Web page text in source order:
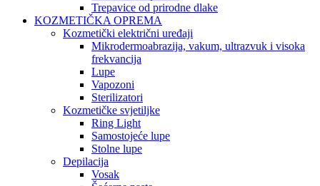
Trepavice od prirodne dlake
KOZMETIČKA OPREMA
Kozmetički električni uređaji
Mikrodermoabrazija, vakum, ultrazvuk i visoka
frekvancija
Lupe
Vapozoni
Sterilizatori
Kozmetičke svjetiljke
Ring Light
Samostojeće lupe
Stolne lupe
Depilacija
Vosak